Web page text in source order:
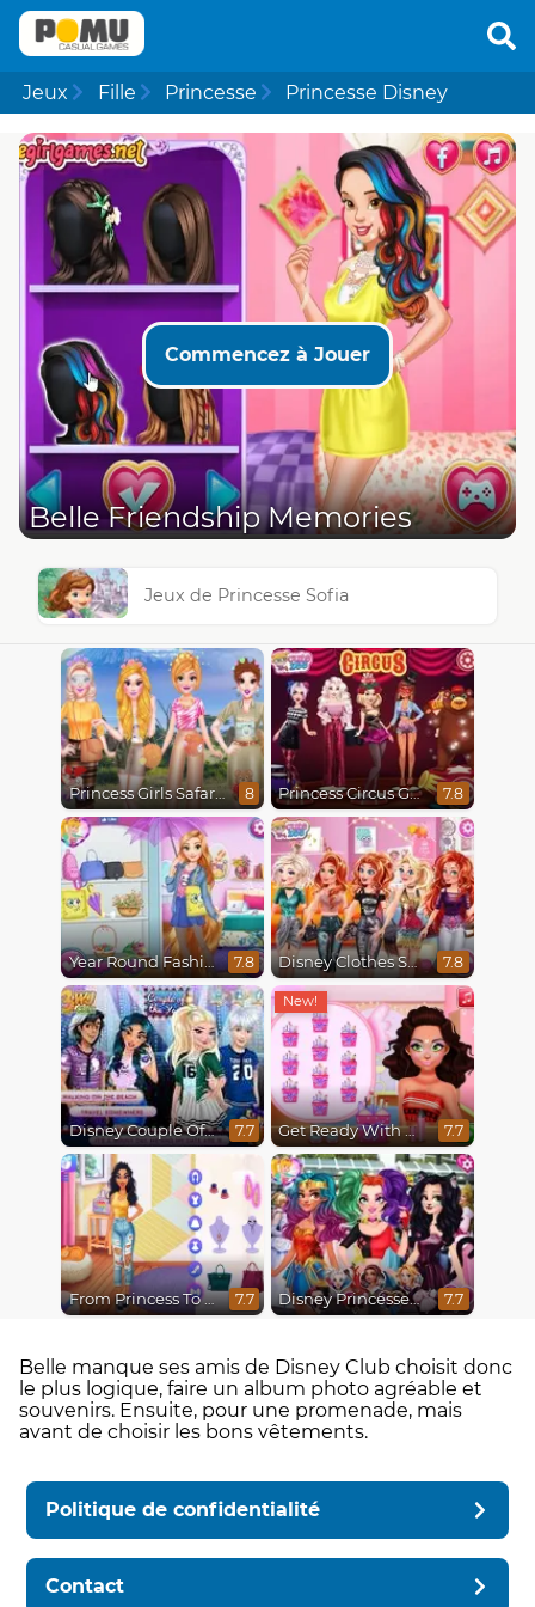
Jeux Fille Princesse Princesse Disney
Commencez à Jouer
Belle Friendship Memories
Jeux de Princesse Sofia
Princess Girls Safari Trip 8 Princess Circus Getaway 7.8
Year Round Fashionista Rapunzel 7.8 Disney Clothes Swap 7.8
Disney Couple Of The Year 7.7 Get Ready With Me Fairy Fashion Fantasy 7.7
From Princess To Influencer 7.7 Disney Princesses Comicon Cosplay 7.7
Belle manque ses amis de Disney Club choisit donc
le plus logique, faire un album photo agréable et
souvenirs. Ensuite, pour une promenade, mais
avant de choisir les bons vêtements.
Politique de confidentialité
Contact